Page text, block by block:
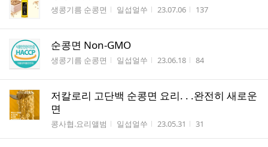
게시판명
생콩기름 순콩면 작성자
일섭얼쑤 작성시간
23.07.06 조회수
137
순콩면 Non-GMO
게시판명
생콩기름 순콩면 작성자
일섭얼쑤 작성시간
23.06.18 조회수
84
저칼로리 고단백 순콩면 요리. . .완전히 새로운
면
게시판명
콩사협.요리앨범 작성자
일섭얼쑤 작성시간
23.05.31 조회수
31